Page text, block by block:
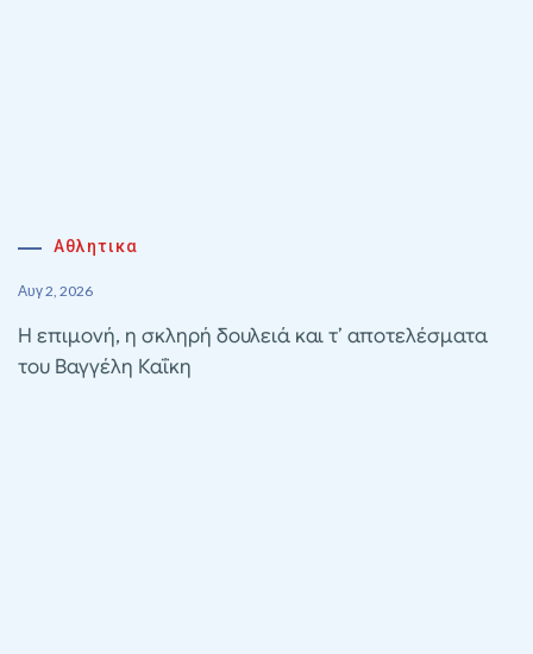
Αθλητικα
Αυγ 2, 2026
Η επιμονή, η σκληρή δουλειά και τ’ αποτελέσματα
του Βαγγέλη Καΐκη